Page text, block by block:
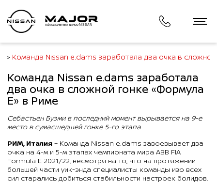
официальный дилер NISSAN
Команда Nissan e.dams заработала два очка в
Команда Nissan e.dams заработала
два очка в сложной гонке «Формула
E» в Риме
Себастьен Буэми в последний момент вырывается на 9-е
место в сумасшедшей гонке 5-го этапа
РИМ, Италия – Команда Nissan e.dams завоевывает два
очка на 4-м и 5-м этапах чемпионата мира ABB FIA
Formula E 2021/22, несмотря на то, что на протяжении
большей части уик-энда специалисты команды изо всех
сил старались добиться стабильности настроек болидов.